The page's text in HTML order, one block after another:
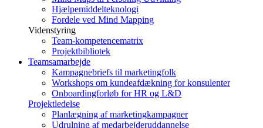
Hjælpemiddelteknologi
Fordele ved Mind Mapping
Videnstyring
Team-kompetencematrix
Projektbibliotek
Teamsamarbejde
Kampagnebriefs til marketingfolk
Workshops om kundeafdækning for konsulenter
Onboardingforløb for HR og L&D
Projektledelse
Planlægning af marketingkampagner
Udrulning af medarbejderuddannelse